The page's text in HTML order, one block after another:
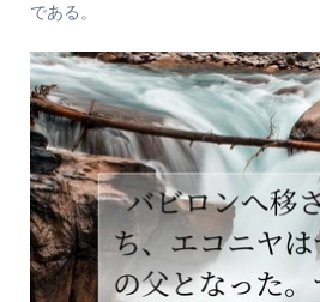
である。